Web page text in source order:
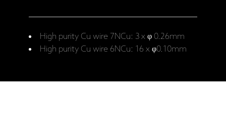
High purity Cu wire 7NCu: 3 x φ 0.26mm
High purity Cu wire 6NCu: 16 x φ0.10mm